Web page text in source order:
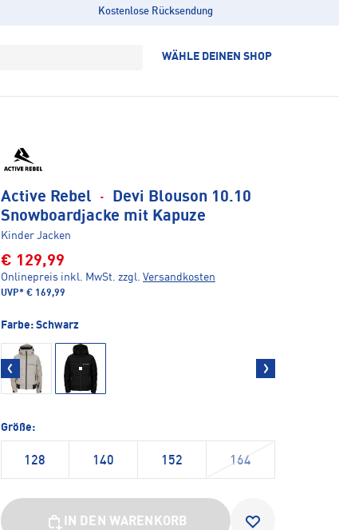
Kostenlose Rücksendung
WÄHLE DEINEN SHOP
Active Rebel · Devi Blouson 10.10
Snowboardjacke mit Kapuze
Kinder Jacken
€ 129,99
Onlinepreis inkl. MwSt. zzgl. Versandkosten
UVP* € 169,99
Farbe: Schwarz
Größe:
128 140 152 164
IN DEN WARENKORB